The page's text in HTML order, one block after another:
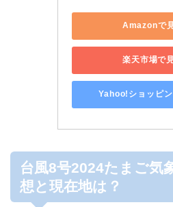
Amazonで
楽天市場で
Yahoo!ショッピ
台風8号2024たまご気
想と現在地は？